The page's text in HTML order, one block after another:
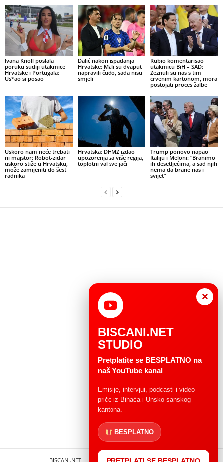
Ivana Knoll poslala
poruku sudiji utakmice
Hrvatske i Portugala:
Us*ao si posao
Dalić nakon ispadanja
Hrvatske: Mali su dvaput
napravili čudo, sada nisu
smjeli
Rubio komentarisao
utakmicu BiH – SAD:
Zeznuli su nas s tim
crvenim kartonom, mora
postojati proces žalbe
Uskoro nam neće trebati
ni majstor: Robot-zidar
uskoro stiže u Hrvatsku,
može zamijeniti do šest
radnika
Hrvatska: DHMZ izdao
upozorenja za više regija,
toplotni val sve jači
Trump ponovo napao
Italiju i Meloni: “Branimo
ih desetljećima, a sad njih
nema da brane nas i
svijet”
BISCANI.NET Impressum Uvjeti korištenja
×
BISCANI.NET
STUDIO
Pretplatite se BESPLATNO na
naš YouTube kanal
Emisije, intervjui, podcasti i video
priče iz Bihaća i Unsko-sanskog
kantona.
BESPLATNO